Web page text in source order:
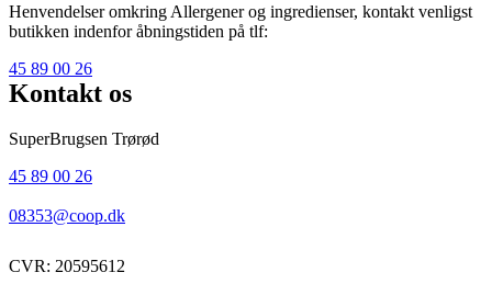
Henvendelser omkring Allergener og ingredienser, kontakt venligst
butikken indenfor åbningstiden på tlf:
45 89 00 26
Kontakt os
SuperBrugsen Trørød
45 89 00 26
08353@coop.dk
CVR: 20595612